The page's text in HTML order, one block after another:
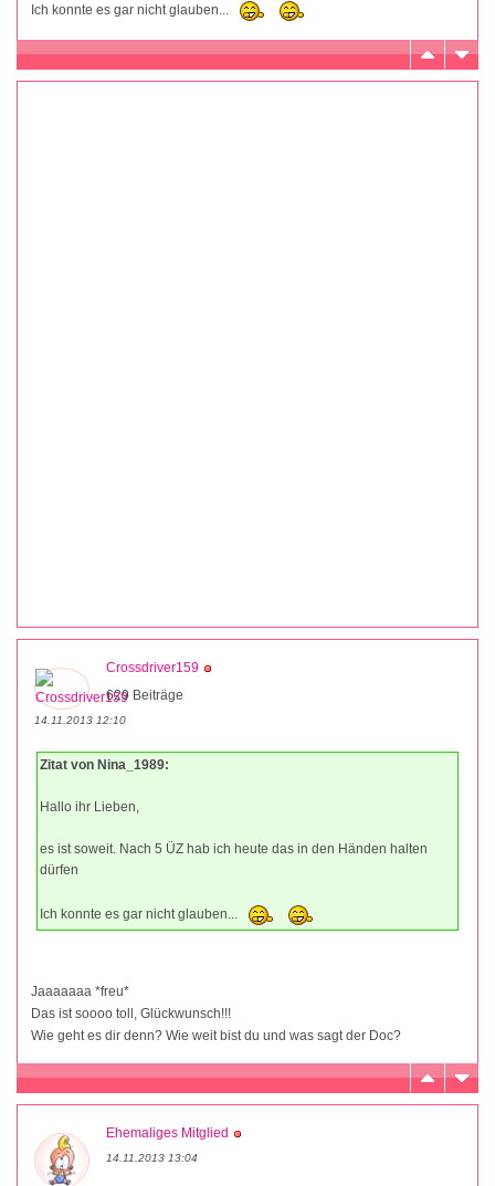
Ich konnte es gar nicht glauben...
Crossdriver159
629 Beiträge
14.11.2013 12:10
Zitat von Nina_1989:
Hallo ihr Lieben,
es ist soweit. Nach 5 ÜZ hab ich heute das in den Händen halten
dürfen
Ich konnte es gar nicht glauben...
Jaaaaaaa *freu*
Das ist soooo toll, Glückwunsch!!!
Wie geht es dir denn? Wie weit bist du und was sagt der Doc?
Ehemaliges Mitglied
14.11.2013 13:04